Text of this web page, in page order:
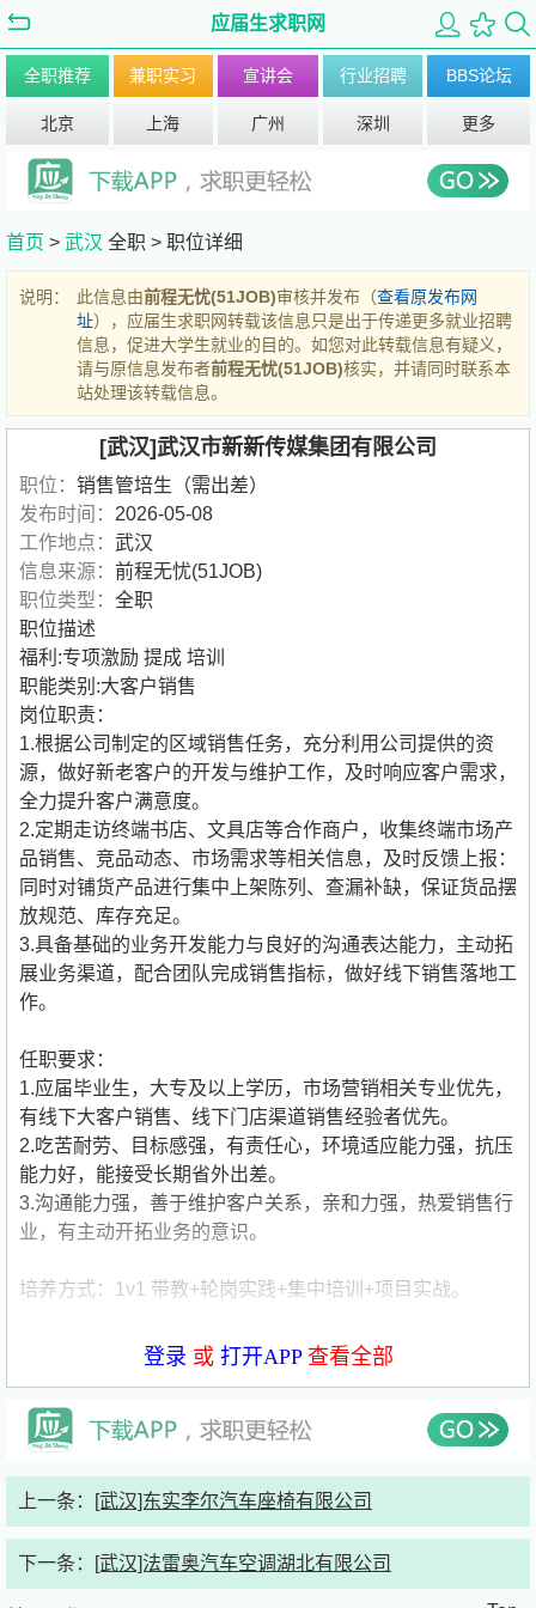
应届生求职网
全职推荐 兼职实习 宣讲会 行业招聘 BBS论坛
北京 上海 广州 深圳 更多
首页 > 武汉 全职 > 职位详细
说明： 此信息由前程无忧(51JOB)审核并发布（查看原发布网
址），应届生求职网转载该信息只是出于传递更多就业招聘
信息，促进大学生就业的目的。如您对此转载信息有疑义，
请与原信息发布者前程无忧(51JOB)核实，并请同时联系本
站处理该转载信息。
[武汉]武汉市新新传媒集团有限公司
职位： 销售管培生（需出差）
发布时间： 2026-05-08
工作地点： 武汉
信息来源： 前程无忧(51JOB)
职位类型： 全职
职位描述
福利:专项激励 提成 培训
职能类别:大客户销售
岗位职责：
1.根据公司制定的区域销售任务，充分利用公司提供的资
源，做好新老客户的开发与维护工作，及时响应客户需求，
全力提升客户满意度。
2.定期走访终端书店、文具店等合作商户，收集终端市场产
品销售、竞品动态、市场需求等相关信息，及时反馈上报：
同时对铺货产品进行集中上架陈列、查漏补缺，保证货品摆
放规范、库存充足。
3.具备基础的业务开发能力与良好的沟通表达能力，主动拓
展业务渠道，配合团队完成销售指标，做好线下销售落地工
作。
任职要求：
1.应届毕业生，大专及以上学历，市场营销相关专业优先，
有线下大客户销售、线下门店渠道销售经验者优先。
2.吃苦耐劳、目标感强，有责任心，环境适应能力强，抗压
能力好，能接受长期省外出差。
3.沟通能力强，善于维护客户关系，亲和力强，热爱销售行
业，有主动开拓业务的意识。
培养方式：1v1 带教+轮岗实践+集中培训+项目实战。
发展路径：实习生（毕业前）——管培生（6个月）——省
薪酬福利：
补贴+商业保险+专项激励；
公司名称:武汉市新新传媒集团有限公司
登录 或 打开APP查看全部
上一条： [武汉]东实李尔汽车座椅有限公司
下一条： [武汉]法雷奥汽车空调湖北有限公司